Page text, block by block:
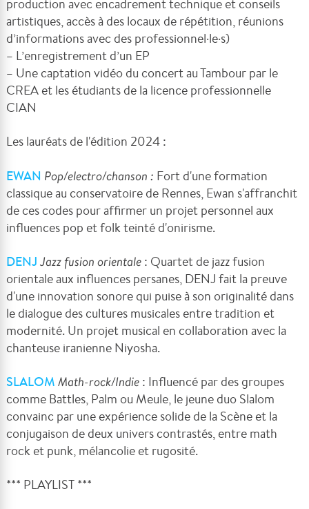
artistiques, accès à des locaux de répétition, réunions
d’informations avec des professionnel·le·s)
– L’enregistrement d’un EP
– Une captation vidéo du concert au Tambour par le
CREA et les étudiants de la licence professionnelle
CIAN
Les lauréats de l'édition 2024 :
EWAN Pop/electro/chanson : Fort d'une formation
classique au conservatoire de Rennes, Ewan s'affranchit
de ces codes pour affirmer un projet personnel aux
influences pop et folk teinté d'onirisme.
DENJ Jazz fusion orientale : Quartet de jazz fusion
orientale aux influences persanes, DENJ fait la preuve
d'une innovation sonore qui puise à son originalité dans
le dialogue des cultures musicales entre tradition et
modernité. Un projet musical en collaboration avec la
chanteuse iranienne Niyosha.
SLALOM Math-rock/Indie : Influencé par des groupes
comme Battles, Palm ou Meule, le jeune duo Slalom
convainc par une expérience solide de la Scène et la
conjugaison de deux univers contrastés, entre math
rock et punk, mélancolie et rugosité.
*** PLAYLIST ***